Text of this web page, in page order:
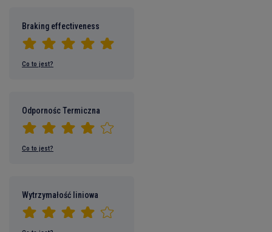
Braking effectiveness
Co to jest?
Odpornośc Termiczna
Co to jest?
Wytrzymałość liniowa